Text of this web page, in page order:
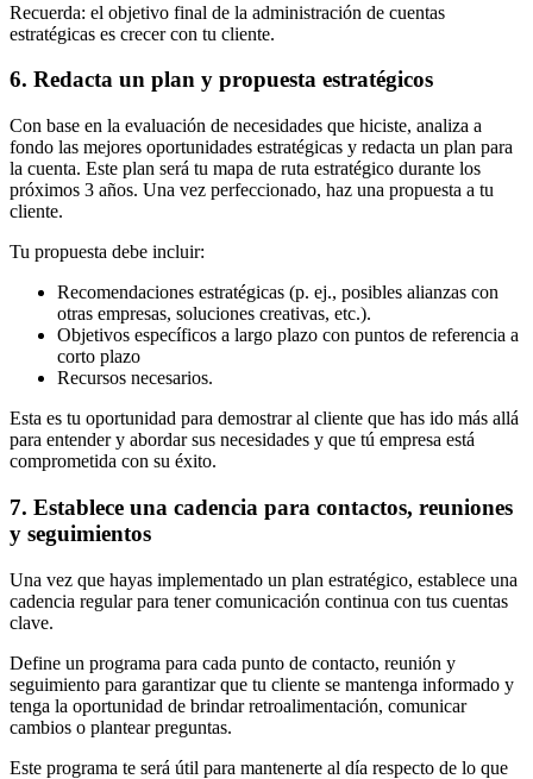
Recuerda: el objetivo final de la administración de cuentas
estratégicas es crecer con tu cliente.
6. Redacta un plan y propuesta estratégicos
Con base en la evaluación de necesidades que hiciste, analiza a
fondo las mejores oportunidades estratégicas y redacta un plan para
la cuenta. Este plan será tu mapa de ruta estratégico durante los
próximos 3 años. Una vez perfeccionado, haz una propuesta a tu
cliente.
Tu propuesta debe incluir:
Recomendaciones estratégicas (p. ej., posibles alianzas con
otras empresas, soluciones creativas, etc.).
Objetivos específicos a largo plazo con puntos de referencia a
corto plazo
Recursos necesarios.
Esta es tu oportunidad para demostrar al cliente que has ido más allá
para entender y abordar sus necesidades y que tú empresa está
comprometida con su éxito.
7. Establece una cadencia para contactos, reuniones
y seguimientos
Una vez que hayas implementado un plan estratégico, establece una
cadencia regular para tener comunicación continua con tus cuentas
clave.
Define un programa para cada punto de contacto, reunión y
seguimiento para garantizar que tu cliente se mantenga informado y
tenga la oportunidad de brindar retroalimentación, comunicar
cambios o plantear preguntas.
Este programa te será útil para mantenerte al día respecto de lo que